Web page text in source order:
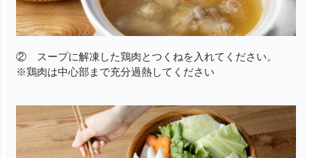
② スープに解凍した鶏肉とつくねを入れてください。
※鶏肉は中心部まで充分過熱してください